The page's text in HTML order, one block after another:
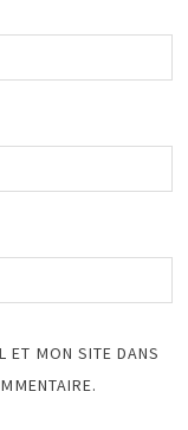
ET MON SITE DANS